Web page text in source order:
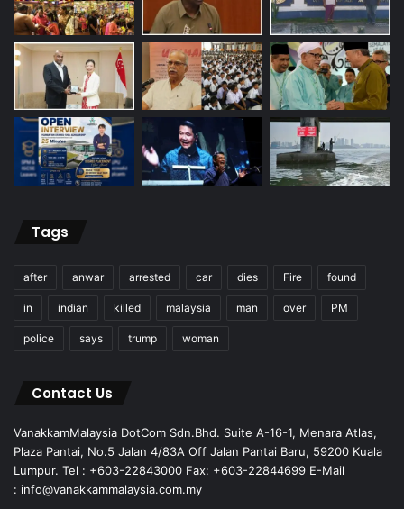
Tags
after anwar arrested car dies Fire found
in indian killed malaysia man over PM
police says trump woman
Contact Us
VanakkamMalaysia DotCom Sdn.Bhd. Suite A-16-1, Menara Atlas,
Plaza Pantai, No.5 Jalan 4/83A Off Jalan Pantai Baru, 59200 Kuala
Lumpur. Tel : +603-22843000 Fax: +603-22844699 E-Mail
: info@vanakkammalaysia.com.my